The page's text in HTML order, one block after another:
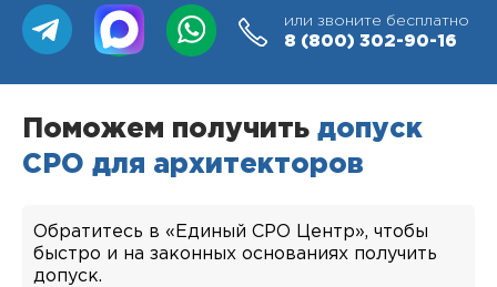
или звоните бесплатно
8 (800) 302-90-16
Поможем получить допуск
СРО для архитекторов
Обратитесь в «Единый СРО Центр», чтобы
быстро и на законных основаниях получить
допуск.